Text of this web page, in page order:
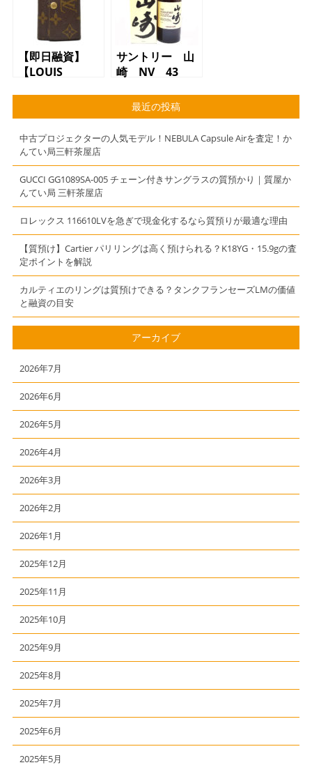
ッドエディショ
ン 47
度/700ml 質
屋 かんてい
局 三軒茶屋店
（小田急線豪徳
寺駅からお越し
した）
屋店】
【即日融資】
【LOUIS
ーケースや財布
で質預かり】
【質】【かんて
い局】【三軒茶
屋店】
サントリー 山
崎 NV 43
価格にてご提供
【第二弾】ご来
店のみ、お一人
様限定、早い者
勝ち！ 質屋
かんてい局 三
最近の投稿
中古プロジェクターの人気モデル！NEBULA Capsule Airを査定！か
んてい局三軒茶屋店
GUCCI GG1089SA-005 チェーン付きサングラスの質預かり｜質屋か
んてい局 三軒茶屋店
ロレックス 116610LVを急ぎで現金化するなら質預りが最適な理由
【質預け】Cartier パリリングは高く預けられる？K18YG・15.9gの査
定ポイントを解説
カルティエのリングは質預けできる？タンクフランセーズLMの価値
と融資の目安
アーカイブ
2026年7月
2026年6月
2026年5月
2026年4月
2026年3月
2026年2月
2026年1月
2025年12月
2025年11月
2025年10月
2025年9月
2025年8月
2025年7月
2025年6月
2025年5月